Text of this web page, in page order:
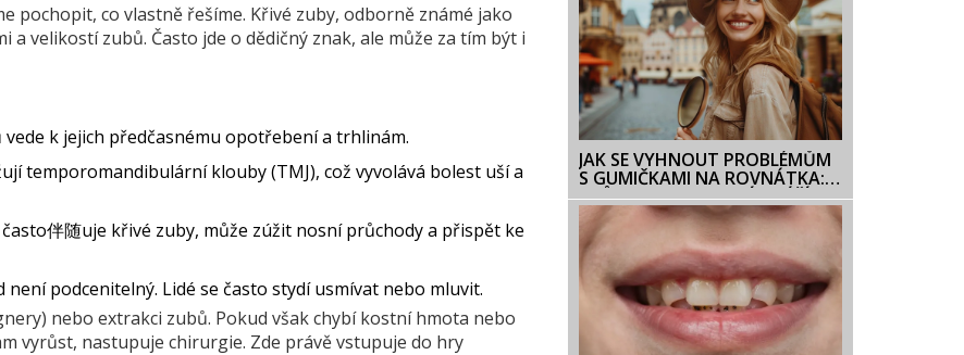
pochopit, co vlastně řešíme. Křivé zuby, odborně známé jako
a velikostí zubů. Často jde o dědičný znak, ale může za tím být i
k jejich předčasnému opotřebení a trhlinám.
temporomandibulární klouby (TMJ), což vyvolává bolest uší a
伴随uje křivé zuby, může zúžit nosní průchody a přispět ke
není podcenitelný. Lidé se často stydí usmívat nebo mluvit.
nebo extrakci zubů. Pokud však chybí kostní hmota nebo
vyrůst, nastupuje chirurgie. Zde právě vstupuje do hry
JAK SE VYHNOUT PROBLÉMŮM
S GUMIČKAMI NA ROVNÁTKA:
PRŮVODCE PREVENCÍ A PÉČÍ